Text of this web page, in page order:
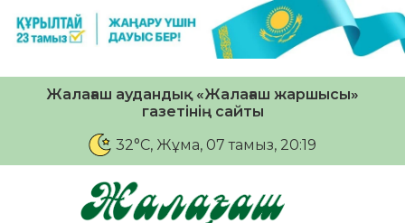
Жалағаш аудандық «Жалағаш жаршысы»
газетінің сайты
32°C, Жұма, 07 тамыз, 20:19